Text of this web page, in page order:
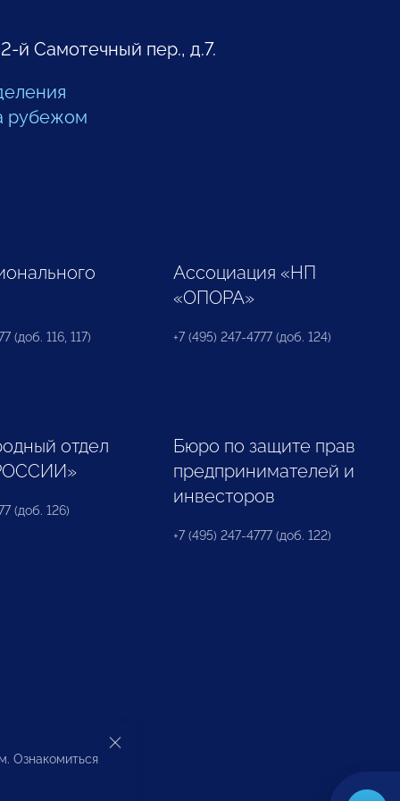
й Самотечный пер., д.7.
рубежом
(доб. 116, 117)
Ассоциация «НП
«ОПОРА»
+7 (495) 247-4777 (доб. 124)
отдел
(доб. 126)
Бюро по защите прав
предпринимателей и
инвесторов
+7 (495) 247-4777 (доб. 122)
Ознакомиться